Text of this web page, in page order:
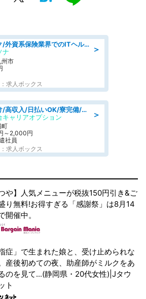
＞
ヘルプデスク/外資系保険業界でのITヘルプデスク業務/駅近/即日勤務可/ヘルプデスク
ナ
州市
求人ボックス
＞
組立・組付け/高収入/日払いOK/寮完備/交替制/20・30・40代活躍中
キャリアオプション
町
～2,000円
社員
求人ボックス
つや】人気メニューが税抜150円引き&ご
り無料!お得すぎる「感謝祭」は8月14
開催中。
指症」で生まれた娘と、受け止められな
産後初めての夜、助産師がミルクをあ
のを見て...(静岡県・20代女性)|Jタウ
ト